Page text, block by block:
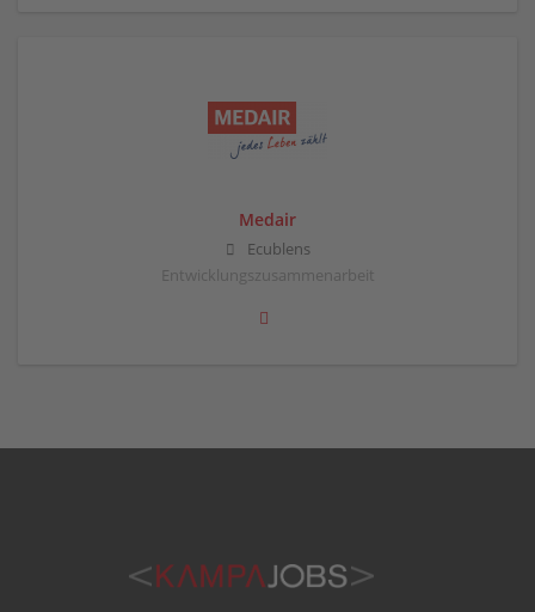
Medair
Ecublens
Entwicklungszusammenarbeit